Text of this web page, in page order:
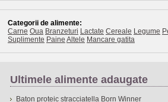
Categorii de alimente:
Carne Oua Branzeturi Lactate Cereale Legume
Suplimente Paine Altele Mancare gatita
Ultimele alimente adaugate
Baton proteic stracciatella Born Winner